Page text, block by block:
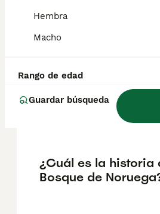
Hembra
Macho
Rango de edad
Guardar búsqueda
criadores responsables que
Informarse bien y comparar
¿Cómo son los
bosque de Noruega?
¿Cuál es la historia
Bosque de